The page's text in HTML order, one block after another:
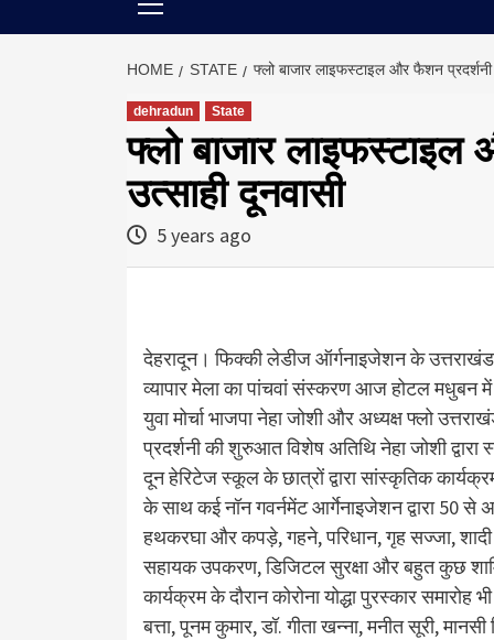
HOME STATE फ्लो बाजार लाइफस्टाइल और फैशन
dehradun State
फ्लो बाजार
उत्साही दूनवासी
5 years ago
देहरादून। फिक्की लेडीज ऑर्गनाइजेशन के उत्तराखंड
व्यापार मेला का पांचवां संस्करण आज होटल मधुबन में
युवा मोर्चा भाजपा नेहा जोशी और अध्यक्ष फ्लो
प्रदर्शनी की शुरुआत विशेष अतिथि नेहा जोशी
दून हेरिटेज स्कूल के छात्रों द्वारा सांस्कृतिक
के साथ कई नॉन गवर्नमेंट आर्गेनाइजेशन द्वारा 50 से
हथकरघा और कपड़े, गहने, परिधान, गृह सज्जा, शादी
सहायक उपकरण, डिजिटल सुरक्षा और बहुत कुछ
कार्यक्रम के दौरान कोरोना योद्धा पुरस्कार
बत्ता, पूनम कुमार, डॉ. गीता खन्ना, मनीत सूरी,